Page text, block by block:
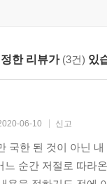
인공지능도 표현
.”
움직임을 멈추고
금 나에게 돈이 있
되는 것이지 덧셈이
. 여기서 기다리는
답니다.”
밀어내고, 기쁨과 편
한 리뷰가 (3건) 있
06-10 신고
국한 된 것이 아닌
느 순간 저절로 따라